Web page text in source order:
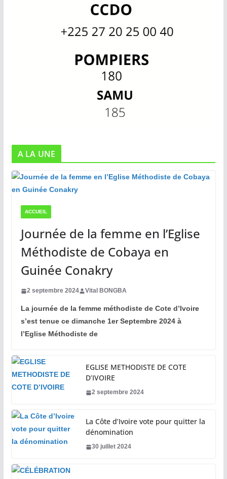
A LA UNE
ACCUEIL
Journée de la femme en l’Eglise
Méthodiste de Cobaya en
Guinée Conakry
2 septembre 2024 Vital BONGBA
La journée de la femme méthodiste de Cote d’Ivoire
s’est tenue ce dimanche 1er Septembre 2024 à
l’Eglise Méthodiste de
EGLISE METHODISTE DE COTE
D’IVOIRE
2 septembre 2024
La Côte d’Ivoire vote pour quitter la
dénomination
30 juillet 2024